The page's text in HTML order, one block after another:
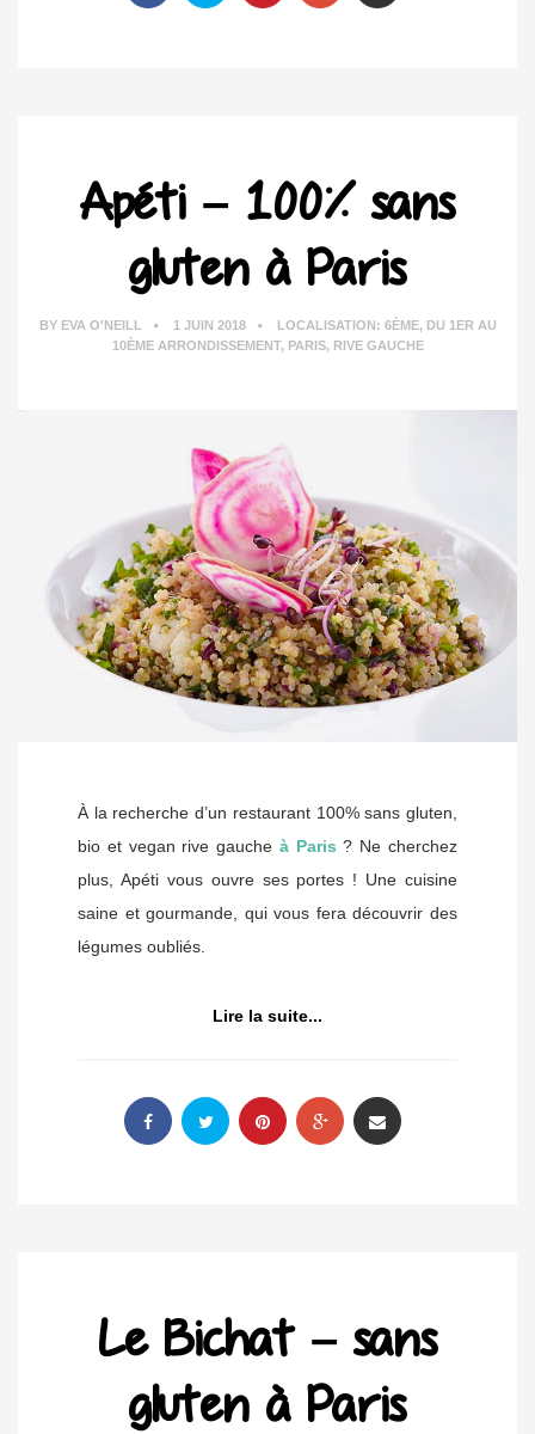
Apéti – 100% sans
gluten à Paris
BY EVA O'NEILL 1 JUIN 2018 LOCALISATION: 6ÈME, DU 1ER AU
10ÈME ARRONDISSEMENT, PARIS, RIVE GAUCHE
À la recherche d’un restaurant 100% sans gluten,
bio et vegan rive gauche à Paris ? Ne cherchez
plus, Apéti vous ouvre ses portes ! Une cuisine
saine et gourmande, qui vous fera découvrir des
légumes oubliés.
Lire la suite...
Le Bichat – sans
gluten à Paris